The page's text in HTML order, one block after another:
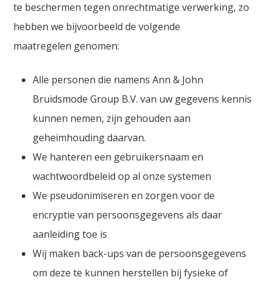
te beschermen tegen onrechtmatige verwerking, zo
hebben we bijvoorbeeld de volgende
maatregelen genomen:
Alle personen die namens Ann & John
Bruidsmode Group B.V. van uw gegevens kennis
kunnen nemen, zijn gehouden aan
geheimhouding daarvan.
We hanteren een gebruikersnaam en
wachtwoordbeleid op al onze systemen
We pseudonimiseren en zorgen voor de
encryptie van persoonsgegevens als daar
aanleiding toe is
Wij maken back-ups van de persoonsgegevens
om deze te kunnen herstellen bij fysieke of